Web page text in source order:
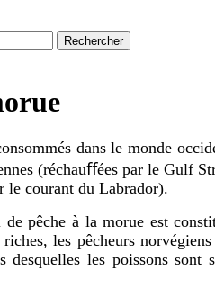
dans le monde
(réchauﬀées par le Gulf
le courant du Labrador).
pêche à la morue est
les pêcheurs
les poissons sont